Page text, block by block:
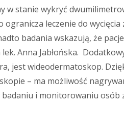
w stanie wykryć
leczenie do
badania wskazują, że
Anna Jabłońska.
jest wideodermatoskop.
– ma możliwość
i monitorowaniu osób